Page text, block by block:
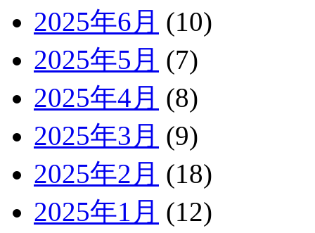
2025年6月 (10)
2025年5月 (7)
2025年4月 (8)
2025年3月 (9)
2025年2月 (18)
2025年1月 (12)